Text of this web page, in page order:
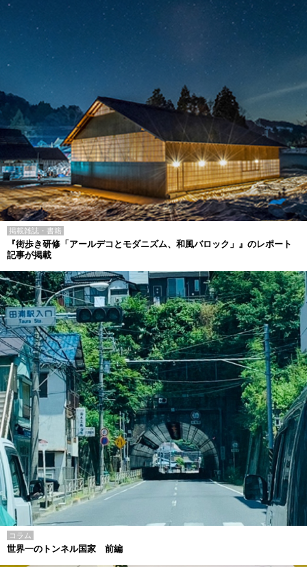
掲載雑誌・書籍
『街歩き研修「アールデコとモダニズム、和風バロック」』のレポート
記事が掲載
コラム
世界一のトンネル国家 前編